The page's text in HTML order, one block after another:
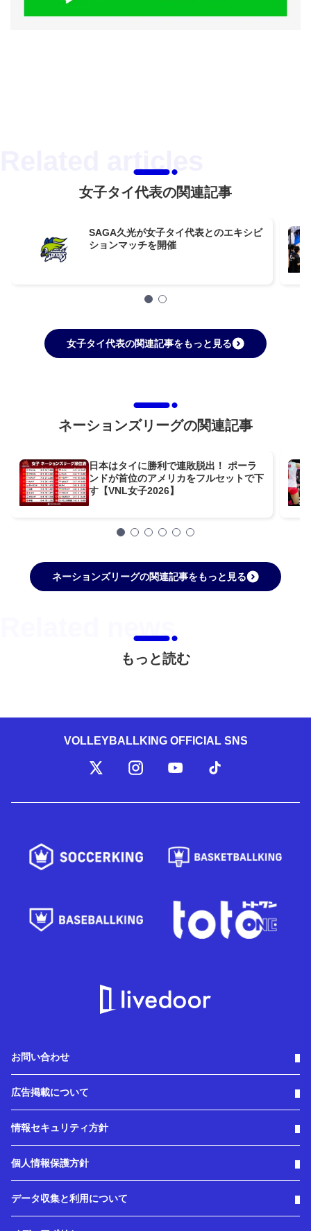
女子タイ代表の関連記事
SAGA久光が女子タイ代表とのエキシビ
ションマッチを開催
女子タイ代表の関連記事をもっと見る
ネーションズリーグの関連記事
日本はタイに勝利で連敗脱出！ ポーラ
ンドが首位のアメリカをフルセットで下
す【VNL女子2026】
ネーションズリーグの関連記事をもっと見る
もっと読む
VOLLEYBALLKING OFFICIAL SNS
お問い合わせ
広告掲載について
情報セキュリティ方針
個人情報保護方針
データ収集と利用について